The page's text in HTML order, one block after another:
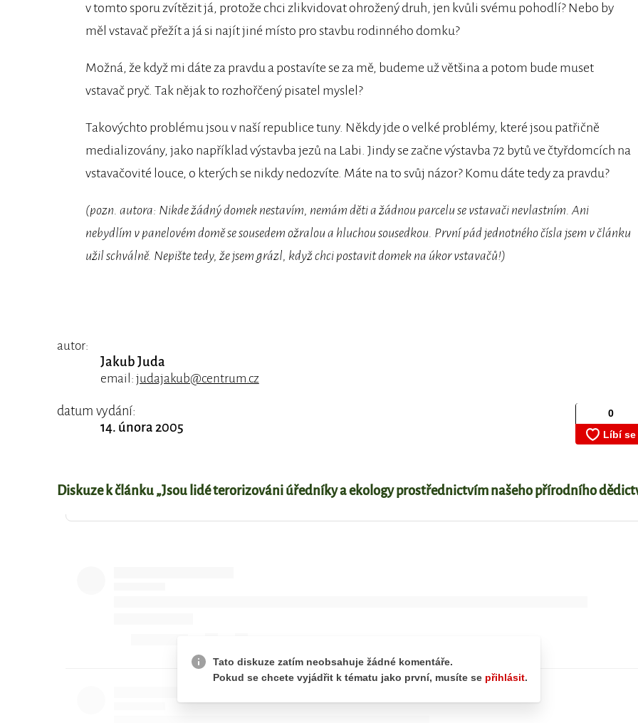
v tomto sporu zvítězit já, protože chci zlikvidovat ohrožený druh, jen kvůli svému pohodlí? Nebo by
měl vstavač přežít a já si najít jiné místo pro stavbu rodinného domku?
Možná, že když mi dáte za pravdu a postavíte se za mě, budeme už většina a potom bude muset
vstavač pryč. Tak nějak to rozhořčený pisatel myslel?
Takovýchto problému jsou v naší republice tuny. Někdy jde o velké problémy, které jsou patřičně
medializovány, jako například výstavba jezů na Labi. Jindy se začne výstavba 72 bytů ve čtyřdomcích na
vstavačovité louce, o kterých se nikdy nedozvíte. Máte na to svůj názor? Komu dáte tedy za pravdu?
(pozn. autora: Nikde žádný domek nestavím, nemám děti a žádnou parcelu se vstavači nevlastním. Ani
nebydlím v panelovém domě se sousedem ožralou a hluchou sousedkou. První pád jednotného čísla jsem v článku
užil schválně. Nepište tedy, že jsem grázl, když chci postavit domek na úkor vstavačů!)
autor:
Jakub Juda
email: judajakub@centrum.cz
datum vydání:
14. února 2005
Diskuze k článku „Jsou lidé terorizováni úředníky a ekology prostřednictvím našeho přírodního